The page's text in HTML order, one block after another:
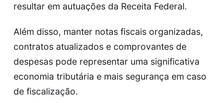
resultar em autuações da Receita Federal.
Além disso, manter notas fiscais organizadas,
contratos atualizados e comprovantes de
despesas pode representar uma significativa
economia tributária e mais segurança em caso
de fiscalização.